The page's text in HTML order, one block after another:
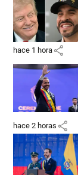
hace 1 hora share
hace 2 horas share